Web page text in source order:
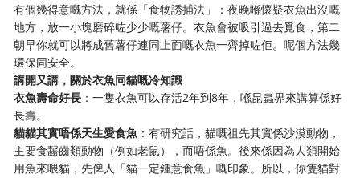
有個幾得意嘅方法，就係「食物誘捕法」：夜晚喺懷疑衣魚出沒嘅
地方，放一小塊磨碎咗少少嘅薯仔。衣魚會被吸引過去覓食，第二
朝早你就可以將成舊薯仔連同上面嘅衣魚一齊掉咗佢。呢個方法幾
環保同安全。
講開又講，關於衣魚同貓嘅冷知識
衣魚壽命好長 ：一隻衣魚可以存活2年到8年，喺昆蟲界來講算係好
長壽。
貓貓其實唔係天生愛食魚 ：有研究話，貓嘅祖先其實係沙漠動物，
主要食齧齒類動物（例如老鼠），而唔係魚。後來係因為人類開始
用魚來喂貓，先俾人「貓一定鍾意食魚」嘅印象。所以，你隻貓對